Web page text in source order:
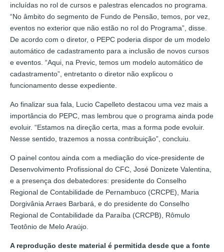
incluídas no rol de cursos e palestras elencados no programa.
“No âmbito do segmento de Fundo de Pensão, temos, por vez,
eventos no exterior que não estão no rol do Programa”, disse.
De acordo com o diretor, o PEPC poderia dispor de um modelo
automático de cadastramento para a inclusão de novos cursos
e eventos. “Aqui, na Previc, temos um modelo automático de
cadastramento”, entretanto o diretor não explicou o
funcionamento desse expediente.
Ao finalizar sua fala, Lucio Capelleto destacou uma vez mais a
importância do PEPC, mas lembrou que o programa ainda pode
evoluir. “Estamos na direção certa, mas a forma pode evoluir.
Nesse sentido, trazemos a nossa contribuição”, concluiu.
O painel contou ainda com a mediação do vice-presidente de
Desenvolvimento Profissional do CFC, José Donizete Valentina,
e a presença dos debatedores: presidente do Conselho
Regional de Contabilidade de Pernambuco (CRCPE), Maria
Dorgivânia Arraes Barbará, e do presidente do Conselho
Regional de Contabilidade da Paraíba (CRCPB), Rômulo
Teotônio de Melo Araújo.
A reprodução deste material é permitida desde que a fonte